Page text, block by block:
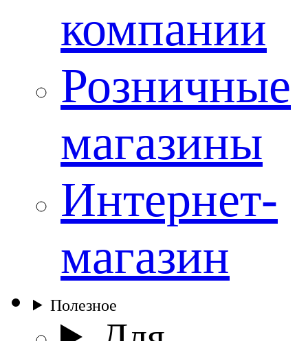
компании
Розничные
магазины
Интернет-
магазин
Полезное